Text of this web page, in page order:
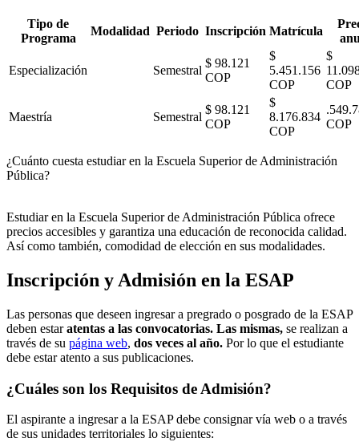
Tipo de
Programa
Modalidad Periodo Inscripción Matrícula
Especialización Semestral
$ 98.121
COP
$
5.451.156
COP
$
COP
Maestría Semestral
$ 98.121
COP
$
8.176.834
COP
COP
¿Cuánto cuesta estudiar en la Escuela Superior de Administración
Pública?
Estudiar en la Escuela Superior de Administración Pública ofrece
precios accesibles y garantiza una educación de reconocida calidad.
Así como también, comodidad de elección en sus modalidades.
Inscripción y Admisión en la ESAP
Las personas que deseen ingresar a pregrado o posgrado de la ESAP
deben estaratentas a las convocatorias. Las mismas, se realizan a
través de su página web, dos veces al año. Por lo que el estudiante
debe estar atento a sus publicaciones.
¿Cuáles son los Requisitos de Admisión?
El aspirante a ingresar a la ESAP debe consignar vía web o a través
de sus unidades territoriales lo siguientes: